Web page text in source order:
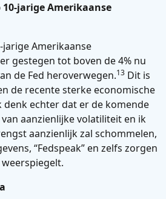
jarige Amerikaanse
Amerikaanse
gestegen tot boven de 4% nu
de Fed heroverwegen.13 Dit is
de recente sterke economische
denk echter dat er de komende
aanzienlijke volatiliteit en ik
aanzienlijk zal schommelen,
“Fedspeak” en zelfs zorgen